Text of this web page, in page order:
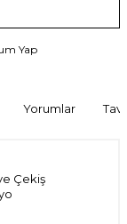
Yap
Yorumlar
Çekiş